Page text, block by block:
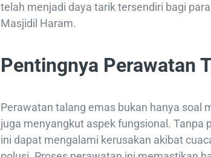
telah menjadi daya tarik tersendiri bagi
Masjidil Haram.
Pentingnya Perawatan
Perawatan talang emas bukan hanya soal
juga menyangkut aspek fungsional. Tanpa
ini dapat mengalami kerusakan akibat